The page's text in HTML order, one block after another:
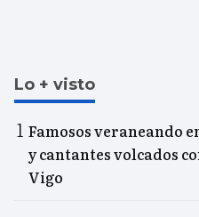
Lo + visto
Famosos veraneando
y cantantes volcados
Vigo